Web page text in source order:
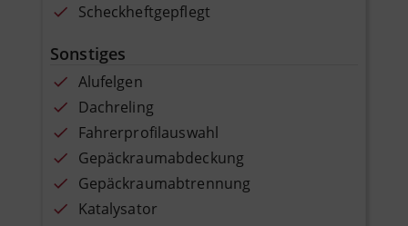
Scheckheftgepflegt
Sonstiges
Alufelgen
Dachreling
Fahrerprofilauswahl
Gepäckraumabdeckung
Gepäckraumabtrennung
Katalysator